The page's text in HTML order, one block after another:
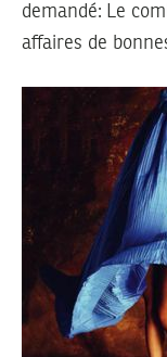
demandé: Le
affaires de